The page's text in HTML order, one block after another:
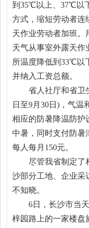
到35℃以上、37℃以
方式，缩短劳动者连
天作业劳动者加班
天气从事室外露天作
所温度降低到33℃以
并纳入工资总额。
省人社厅和省卫生
日至9月30日)，气
相应的防暑降温防护
中暑，同时支付防暑
每人每月150元。
尽管我省制定了
沙部分工地、企业采
不知晓。
6日，长沙市当天
梓园路上的一家楼盘